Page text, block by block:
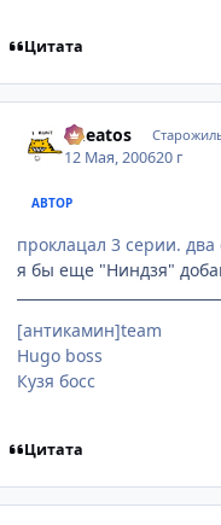
Цитата
Cheatos
12 Мая, 200620 г
АВТОР
проклацал 3 серии. два
я бы еще "Ниндзя"
[антикамин]team
Hugo boss
Кузя босс
Цитата